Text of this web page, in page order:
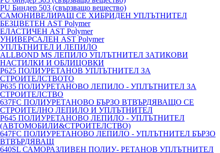
PU Биндер 503 (свързващо вещество)
САМОНИВЕЛИРАЩ СЕ ХИБРИДЕН УПЛЪТНИТЕЛ
БЕЗЦВЕТЕН AST Polymer
ЕЛАСТИЧЕН AST Polymer
УНИВЕРСАЛЕН AST Polymer
УПЛЪТНИТЕЛ И ЛЕПИЛО
ALLBOND MS ЛЕПИЛО УПЛЪТНИТЕЛ ЗАТИКОВИ
НАСТИЛКИ И ОБЛИЦОВКИ
P625 ПОЛИУРЕТАНОВ УПЛЪТНИТЕЛ ЗА
СТРОИТЕЛСТВОТО
P635 ПОЛИУРЕТАНОВО ЛЕПИЛО - УПЛЪТНИТЕЛ ЗА
СТРОИТЕЛСТВО
637FC ПОЛИУРЕТАНОВО БЪРЗО ВТВЪРДЯВАЩО СЕ
СТРОИТЕЛНО ЛЕПИЛО И УПЛЪТНИТЕЛ
P645 ПОЛИУРЕТАНОВО ЛЕПИЛО - УПЛЪТНИТЕЛ
(АВТОМОБИЛИ&СТРОИТЕЛСТВО)
647FC ПОЛИУРЕТАНОВО ЛЕПИЛО - УПЛЪТНИТЕЛ БЪРЗО
ВТВЪРДЯВАЩ
640SL САМОРАЗЛИВЕН ПОЛИУ- РЕТАНОВ УПЛЪТНИТЕЛ